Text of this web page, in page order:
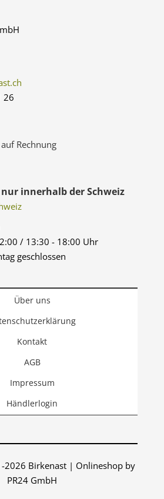
26
Rechnung
innerhalb der Schweiz
/ 13:30 - 18:00 Uhr
geschlossen
Über uns
Kontakt
AGB
Impressum
Händlerlogin
2026 Birkenast | Onlineshop by
PR24 GmbH